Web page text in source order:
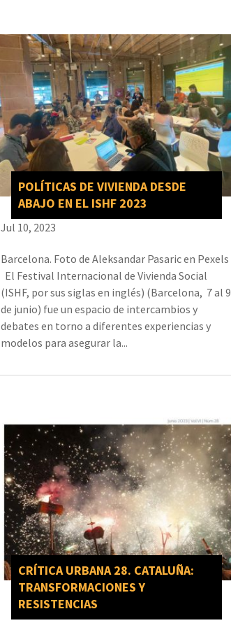
POLÍTICAS DE VIVIENDA DESDE
ABAJO EN EL ISHF 2023
Jul 10, 2023
Barcelona. Foto de Aleksandar Pasaric en Pexels
El Festival Internacional de Vivienda Social
(ISHF, por sus siglas en inglés) (Barcelona, 7 al 9
de junio) fue un espacio de intercambios y
debates en torno a diferentes experiencias y
modelos para asegurar la...
CRÍTICA URBANA 28. CATALUÑA:
TRANSFORMACIONES Y
RESISTENCIAS